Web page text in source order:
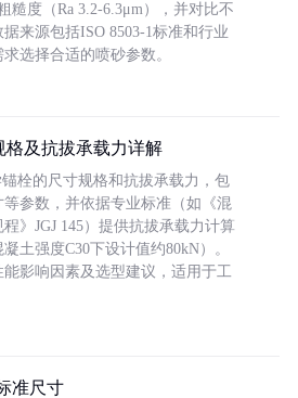
糙度（Ra 3.2-6.3μm），并对比不
来源包括ISO 8503-1标准和行业
选择合适的喷砂参数。
格及抗拔承载力详解
栓的尺寸规格和抗拔承载力，包
参数，并依据专业标准（如《混
》JGJ 145）提供抗拔承载力计算
土强度C30下设计值约80kN）。
影响因素及选型建议，适用于工
准尺寸